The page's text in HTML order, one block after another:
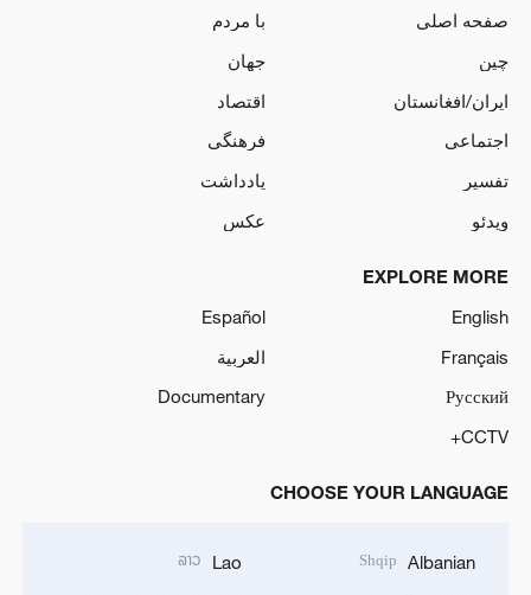
صفحه اصلی
با مردم
چین
جهان
ایران/افغانستان
اقتصاد
اجتماعی
فرهنگی
تفسیر
یادداشت
ویدئو
عکس
EXPLORE MORE
English
Español
Français
العربية
Русский
Documentary
CCTV+
CHOOSE YOUR LANGUAGE
Albanian
Shqip
Lao
ລາວ